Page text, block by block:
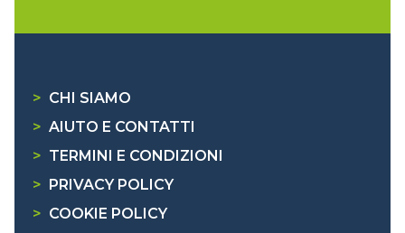
> CHI SIAMO
> AIUTO E CONTATTI
> TERMINI E CONDIZIONI
>
PRIVACY POLICY
> COOKIE POLICY